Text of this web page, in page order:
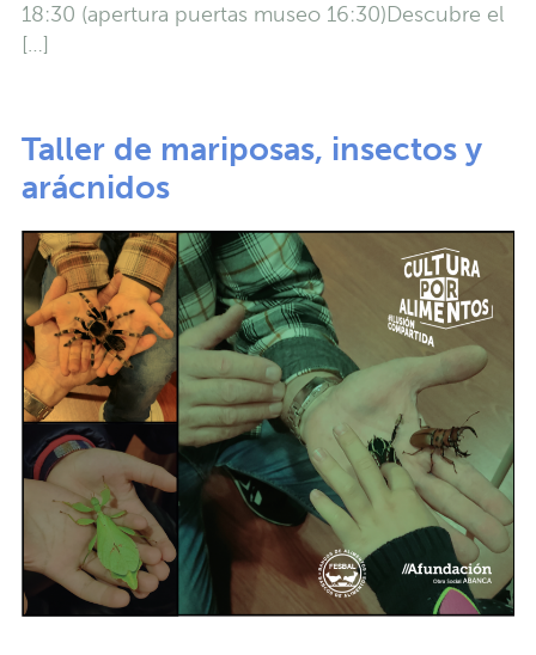
18:30 (apertura puertas museo 16:30)Descubre el
[…]
Taller de mariposas, insectos y
arácnidos